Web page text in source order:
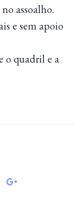
assoalho.
e sem apoio
o quadril e a